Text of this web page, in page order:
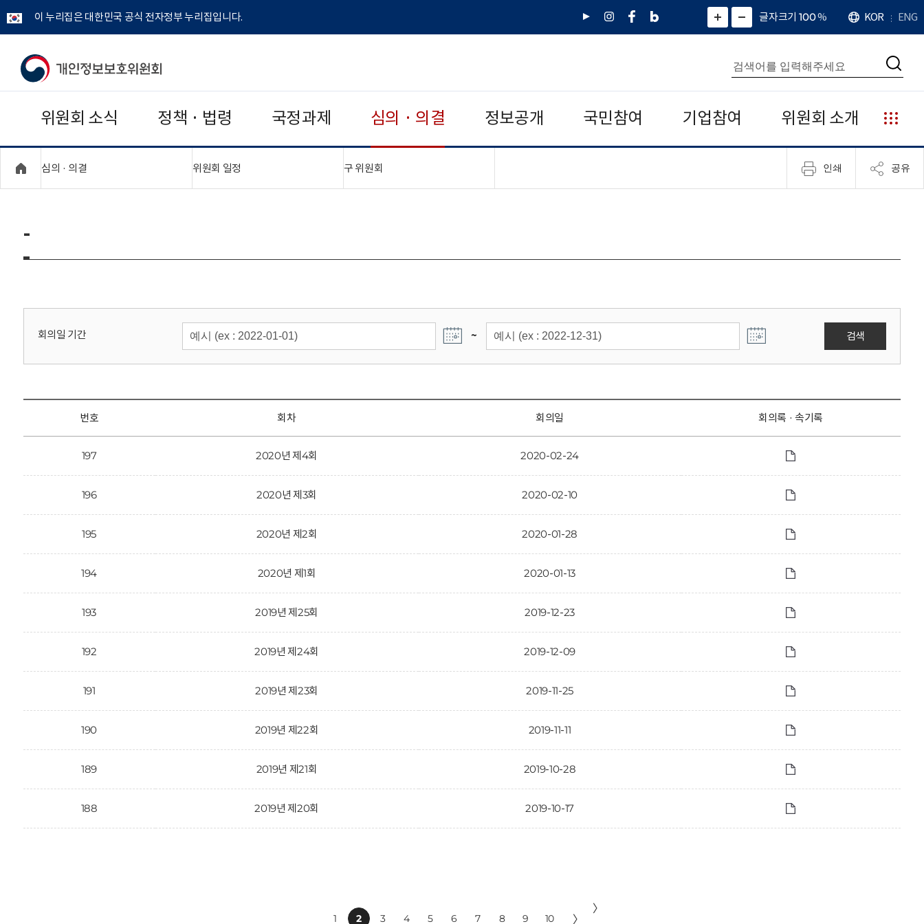
이 누리집은 대한민국 공식 전자정부 누리집입니다.
유
인
페
네
그
)
화
면
면
소
확
대
치
글자크기 100%
언
어
KOR ENG
개
보
보
위
회
통
합
검
색
검
위원회 소식 정책 · 법령 국정과제 심의 · 의결 정보공개 국민참여 기업참여 위원회 소개
누
리
집
안
심의 · 의결 위원회 일정 구 위원회 인쇄 공유
-
회의일 기간 ~ 검색
번호 회차 회의일 회의록 · 속기록
197 2020년 제4회 2020-02-24
196 2020년 제3회 2020-02-10
195 2020년 제2회 2020-01-28
194 2020년 제1회 2020-01-13
193 2019년 제25회 2019-12-23
192 2019년 제24회 2019-12-09
191 2019년 제23회 2019-11-25
190 2019년 제22회 2019-11-11
189 2019년 제21회 2019-10-28
188 2019년 제20회 2019-10-17
1 2 3 4 5 6 7 8 9 10 〉
〉